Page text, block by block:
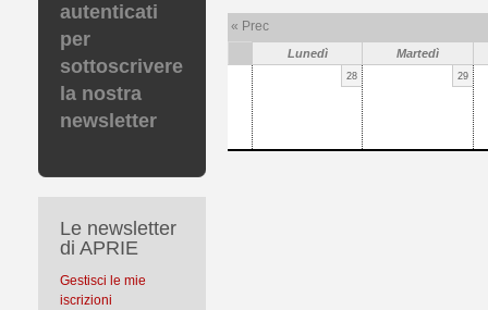
autenticati
per
sottoscrivere
la nostra
newsletter
Le newsletter
di APRIE
Gestisci le mie
iscrizioni
« Prec
Lunedì Martedì
28 29